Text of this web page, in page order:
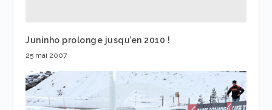
Juninho prolonge jusqu’en 2010 !
25 mai 2007